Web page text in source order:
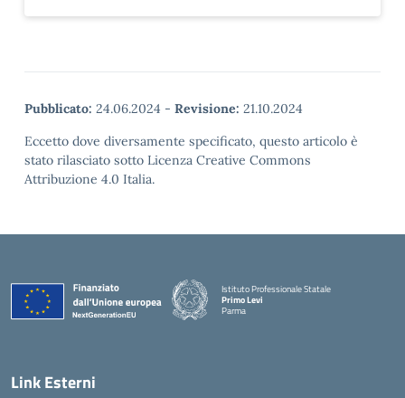
Pubblicato: 24.06.2024 - Revisione: 21.10.2024
Eccetto dove diversamente specificato, questo articolo è
stato rilasciato sotto Licenza Creative Commons
Attribuzione 4.0 Italia.
Istituto Professionale Statale
Primo Levi
Parma
Link Esterni